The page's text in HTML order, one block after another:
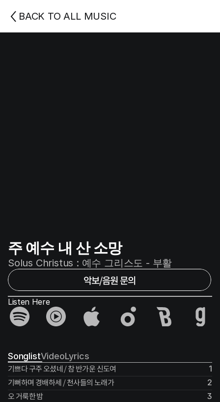
BACK TO ALL MUSIC
주 예수 내 산 소망
Solus Christus : 예수 그리스도 - 부활
악보/음원 문의
Listen Here
VideoLyrics
Songlist
기쁘다 구주 오셨네 / 참 반가운 신도여
1
기뻐하며 경배하세 / 천사들의 노래가 2
오 거룩한 밤 3